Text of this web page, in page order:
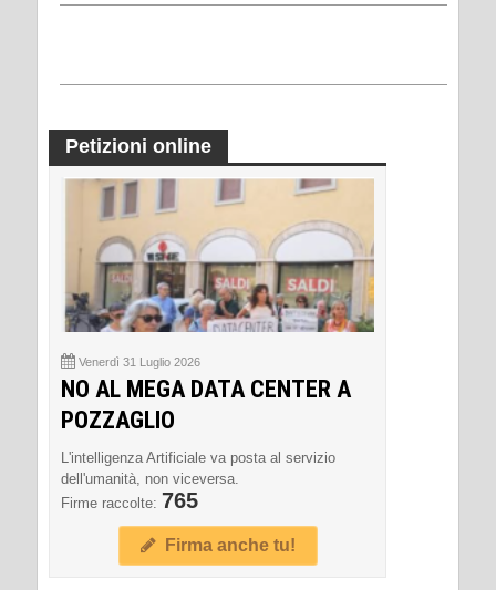
Petizioni online
Venerdì 31 Luglio 2026
NO AL MEGA DATA CENTER A
POZZAGLIO
L'intelligenza Artificiale va posta al servizio
dell'umanità, non viceversa.
Firme raccolte: 765
Firma anche tu!